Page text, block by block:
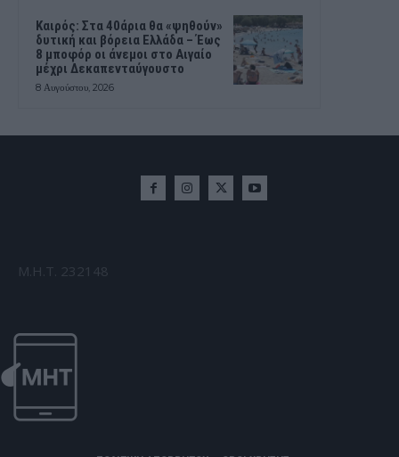
Καιρός: Στα 40άρια θα «ψηθούν»
δυτική και βόρεια Ελλάδα – Έως
8 μποφόρ οι άνεμοι στο Αιγαίο
μέχρι Δεκαπενταύγουστο
8 Αυγούστου, 2026
Μ.Η.Τ. 232148